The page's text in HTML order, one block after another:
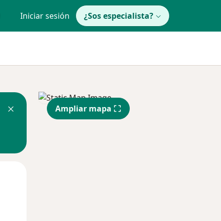
Iniciar sesión ¿Sos especialista?
Ampliar mapa